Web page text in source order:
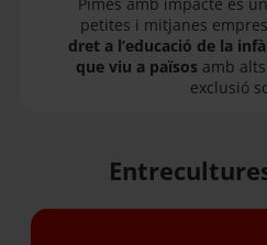
petites i mitjanes
dret a l’educació de la
que viu a països amb
exclusió